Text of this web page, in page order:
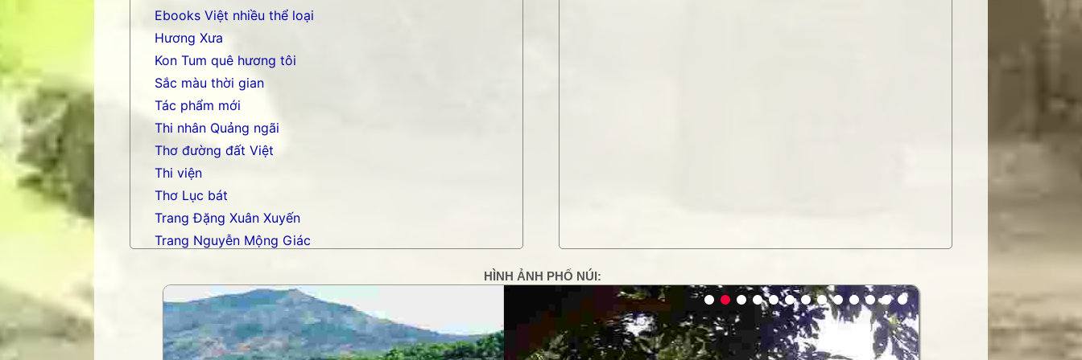
Ebooks Việt nhiều thể loại
Hương Xưa
Kon Tum quê hương tôi
Sắc màu thời gian
Tác phẩm mới
Thi nhân Quảng ngãi
Thơ đường đất Việt
Thi viện
Thơ Lục bát
Trang Đặng Xuân Xuyến
Trang Nguyễn Mộng Giác
Trang Phạm Duy
Trang thơ Hoàng Nguyên Chương
Trang thơ Thụy Du
Trang thơ+ Luân Hoán
HÌNH ẢNH PHỐ NÚI: